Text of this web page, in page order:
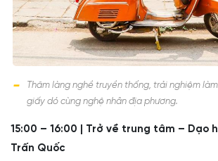
Thăm làng nghề truyền thống, trải nghiệm
giấy dó cùng nghệ nhân địa phương.
15:00 – 16:00 | Trở về trung tâm – Dạo
Trấn Quốc